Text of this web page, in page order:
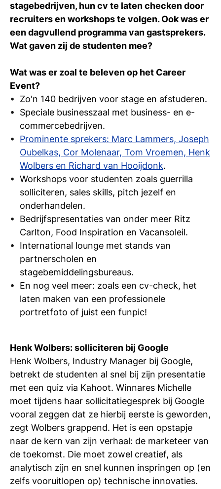
stagebedrijven, hun cv te laten checken door
recruiters en workshops te volgen. Ook was er
een dagvullend programma van gastsprekers.
Wat gaven zij de studenten mee?
Wat was er zoal te beleven op het Career
Event?
Zo'n 140 bedrijven voor stage en afstuderen.
Speciale businesszaal met business- en e-
commercebedrijven.
Prominente sprekers: Marc Lammers, Joseph
Oubelkas, Cor Molenaar, Tom Vroemen, Henk
Wolbers en Richard van Hooijdonk.
Workshops voor studenten zoals guerrilla
solliciteren, sales skills, pitch jezelf en
onderhandelen.
Bedrijfspresentaties van onder meer Ritz
Carlton, Food Inspiration en Vacansoleil.
International lounge met stands van
partnerscholen en
stagebemiddelingsbureaus.
En nog veel meer: zoals een cv-check, het
laten maken van een professionele
portretfoto of juist een funpic!
Henk Wolbers: solliciteren bij Google
Henk Wolbers, Industry Manager bij Google,
betrekt de studenten al snel bij zijn presentatie
met een quiz via Kahoot. Winnares Michelle
moet tijdens haar sollicitatiegesprek bij Google
vooral zeggen dat ze hierbij eerste is geworden,
zegt Wolbers grappend. Het is een opstapje
naar de kern van zijn verhaal: de marketeer van
de toekomst. Die moet zowel creatief, als
analytisch zijn en snel kunnen inspringen op (en
zelfs vooruitlopen op) technische innovaties.